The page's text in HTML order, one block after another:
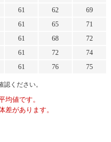
61 62
69
61 65
71
61 68
72
61 72
74
61 76 75
認ください。
均値です。
差があります。